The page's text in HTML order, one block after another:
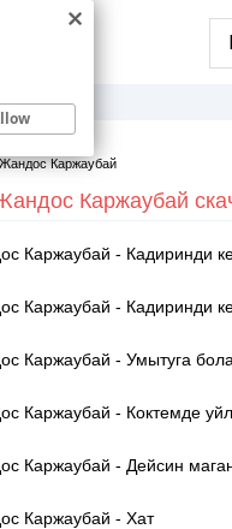
Жандос Каржаубай
Каржаубай
Каржаубай - Кадиринди
Каржаубай - Кадиринди
Каржаубай - Умытуга
Каржаубай - Коктемде
Каржаубай - Дейсин
Каржаубай - Хат